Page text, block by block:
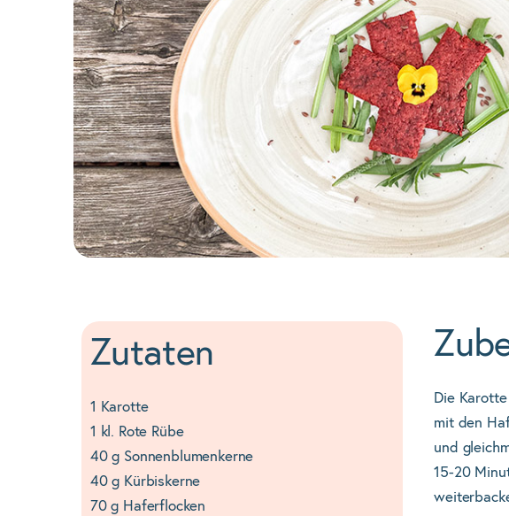
Zutaten
1 Karotte
1 kl. Rote Rübe
40 g Sonnenblumenkerne
40 g Kürbiskerne
70 g Haferflocken
Die
mit den
und
15-20